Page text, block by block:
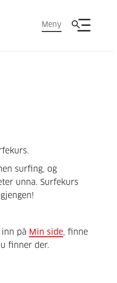
Meny
surfing, og
unna. Surfekurs
på Min side , finne
finner der.